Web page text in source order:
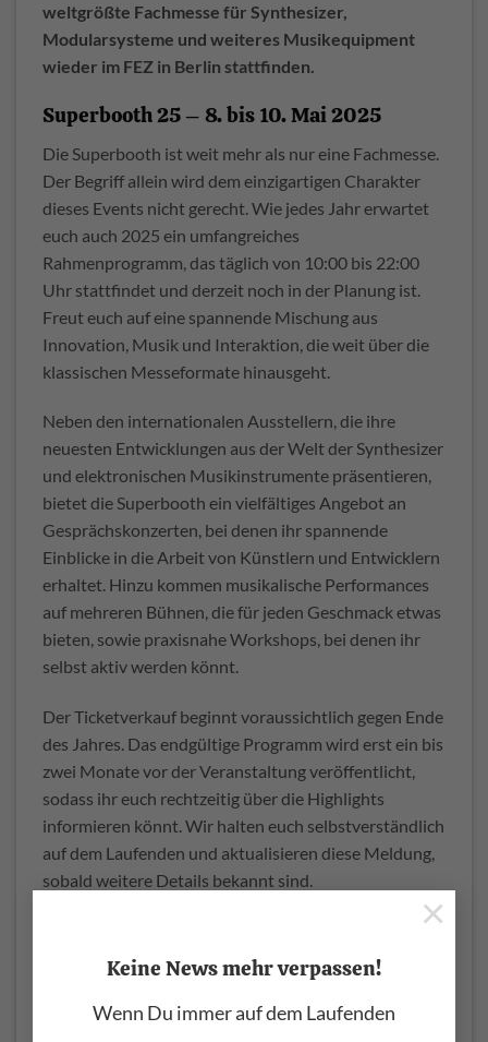
Keine News mehr verpassen!
Wenn Du immer auf dem Laufenden
×
weltgrößte Fachmesse für Synthesizer,
Modularsysteme und weiteres Musikequipment
wieder im FEZ in Berlin stattfinden.
Superbooth 25 – 8. bis 10. Mai 2025
Die Superbooth ist weit mehr als nur eine Fachmesse.
Der Begriff allein wird dem einzigartigen Charakter
dieses Events nicht gerecht. Wie jedes Jahr erwartet
euch auch 2025 ein umfangreiches
Rahmenprogramm, das täglich von 10:00 bis 22:00
Uhr stattfindet und derzeit noch in der Planung ist.
Freut euch auf eine spannende Mischung aus
Innovation, Musik und Interaktion, die weit über die
klassischen Messeformate hinausgeht.
Neben den internationalen Ausstellern, die ihre
neuesten Entwicklungen aus der Welt der Synthesizer
und elektronischen Musikinstrumente präsentieren,
bietet die Superbooth ein vielfältiges Angebot an
Gesprächskonzerten, bei denen ihr spannende
Einblicke in die Arbeit von Künstlern und Entwicklern
erhaltet. Hinzu kommen musikalische Performances
auf mehreren Bühnen, die für jeden Geschmack etwas
bieten, sowie praxisnahe Workshops, bei denen ihr
selbst aktiv werden könnt.
Der Ticketverkauf beginnt voraussichtlich gegen Ende
des Jahres. Das endgültige Programm wird erst ein bis
zwei Monate vor der Veranstaltung veröffentlicht,
sodass ihr euch rechtzeitig über die Highlights
informieren könnt. Wir halten euch selbstverständlich
auf dem Laufenden und aktualisieren diese Meldung,
sobald weitere Details bekannt sind.
Bis dahin lohnt es sich, das Datum der Superbooth 25
in eurem Kalender zu markieren und sich auf dieses
besondere Event zu freuen. Ob ihr Einsteiger oder
Profi seid – die Superbooth bietet für jeden, der sich